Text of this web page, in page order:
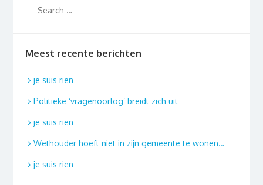
Meest recente berichten
je suis rien
Politieke ‘vragenoorlog’ breidt zich uit
je suis rien
Wethouder hoeft niet in zijn gemeente te wonen…
je suis rien